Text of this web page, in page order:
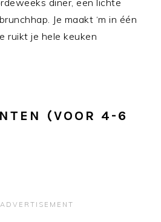
Je maakt ‘m in één
ruikt je hele keuken
(VOOR 4-6